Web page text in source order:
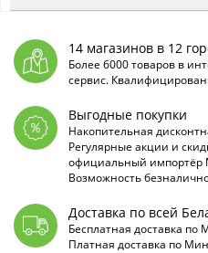
14 магазинов в 12
Более 6000 товаров в
сервис.
Выгодные покупки
Накопительная
Регулярные акции и
официальный импортёр
Возможность
Доставка по всей
Бесплатная доставка по
Платная доставка по